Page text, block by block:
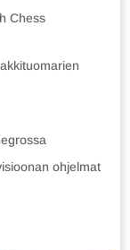
Chess
ohjelmat